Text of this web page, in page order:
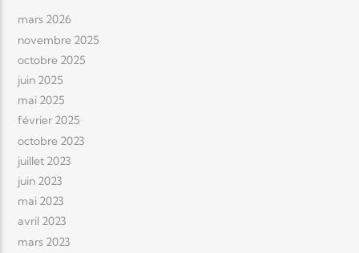
mars 2026
novembre 2025
octobre 2025
juin 2025
mai 2025
février 2025
octobre 2023
juillet 2023
juin 2023
mai 2023
avril 2023
mars 2023